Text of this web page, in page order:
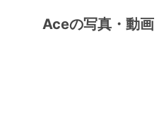
Aceの写真・動画